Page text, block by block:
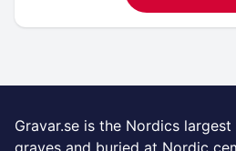
Gravar.se is the Nordics
graves and buried at Nordic